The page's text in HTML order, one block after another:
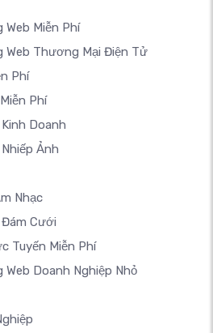
Web Miễn Phí
Web Thương Mại Điện Tử
Phí
Phí
Doanh
Ảnh
Nhạc
Cưới
Tuyến Miễn Phí
Doanh Nghiệp Nhỏ